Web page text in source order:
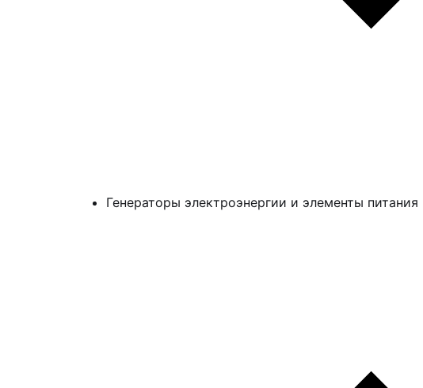
Генераторы электроэнергии и элементы питания